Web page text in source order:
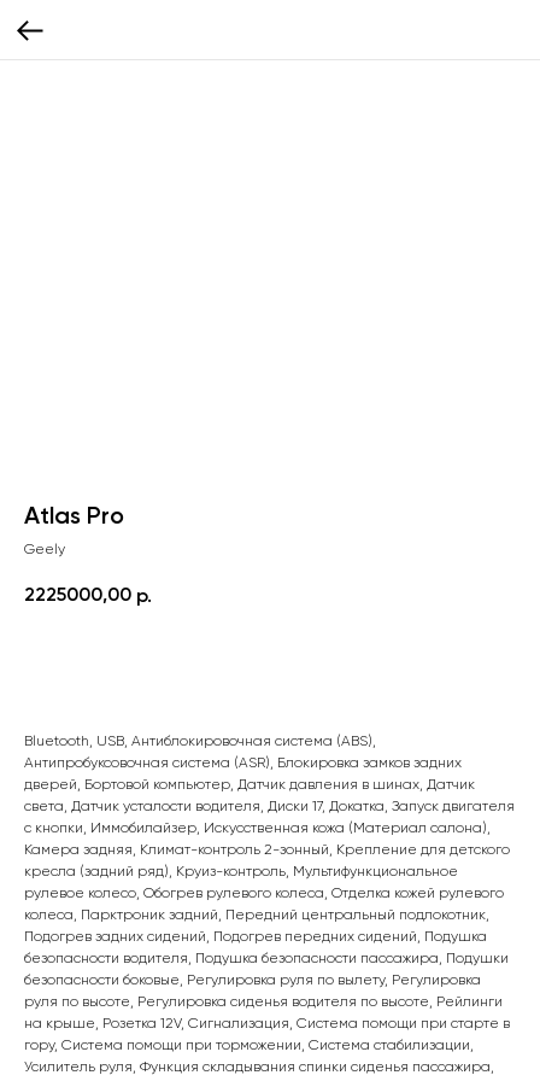
Atlas Pro
Geely
2225000,00 р.
Bluetooth, USB, Антиблокировочная система (ABS),
Антипробуксовочная система (ASR), Блокировка замков задних
дверей, Бортовой компьютер, Датчик давления в шинах, Датчик
света, Датчик усталости водителя, Диски 17, Докатка, Запуск двигателя
с кнопки, Иммобилайзер, Искусственная кожа (Материал салона),
Камера задняя, Климат-контроль 2-зонный, Крепление для детского
кресла (задний ряд), Круиз-контроль, Мультифункциональное
рулевое колесо, Обогрев рулевого колеса, Отделка кожей рулевого
колеса, Парктроник задний, Передний центральный подлокотник,
Подогрев задних сидений, Подогрев передних сидений, Подушка
безопасности водителя, Подушка безопасности пассажира, Подушки
безопасности боковые, Регулировка руля по вылету, Регулировка
руля по высоте, Регулировка сиденья водителя по высоте, Рейлинги
на крыше, Розетка 12V, Сигнализация, Система помощи при старте в
гору, Система помощи при торможении, Система стабилизации,
Усилитель руля, Функция складывания спинки сиденья пассажира,